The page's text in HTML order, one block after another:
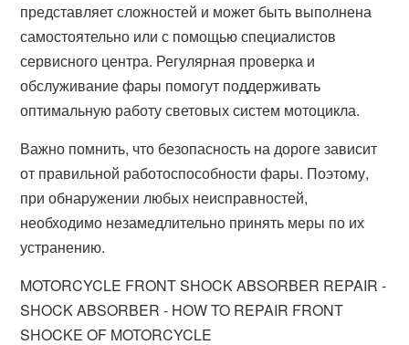
представляет сложностей и может быть выполнена
самостоятельно или с помощью специалистов
сервисного центра. Регулярная проверка и
обслуживание фары помогут поддерживать
оптимальную работу световых систем мотоцикла.
Важно помнить, что безопасность на дороге зависит
от правильной работоспособности фары. Поэтому,
при обнаружении любых неисправностей,
необходимо незамедлительно принять меры по их
устранению.
MOTORCYCLE FRONT SHOCK ABSORBER REPAIR -
SHOCK ABSORBER - HOW TO REPAIR FRONT
SHOCKE OF MOTORCYCLE